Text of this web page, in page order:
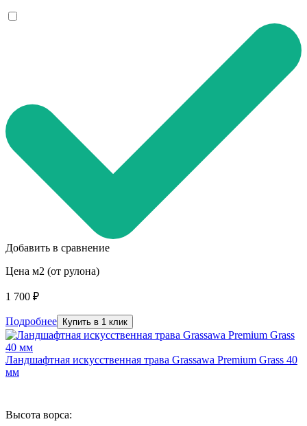
Добавить в сравнение
Цена м2 (от рулона)
1 700 ₽
Подробнее Купить в 1 клик
Ландшафтная искусственная трава Grassawa Premium Grass 40
мм
Высота ворса: